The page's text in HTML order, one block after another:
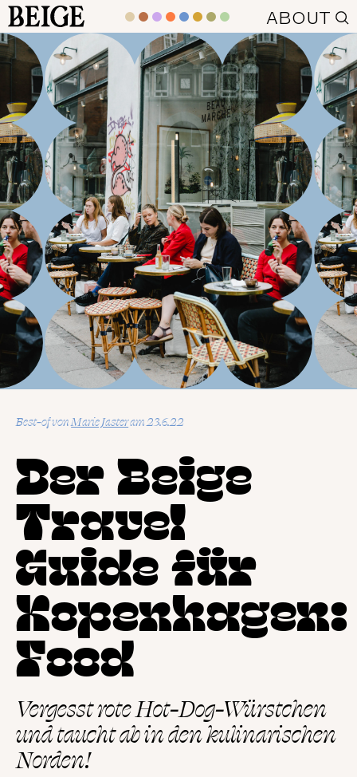
BEIGE ABOUT
Best-ofvonMarie Jaster 23.6.22
Der Beige
Travel
Guide für
Kopenhagen:
Food
Vergesst rote Hot-Dog-Würstchen
und taucht ab in den kulinarischen
Norden!